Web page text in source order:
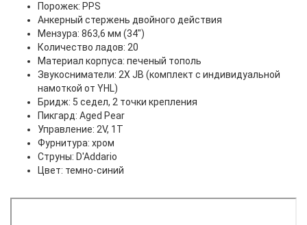
Порожек: PPS
Анкерный стержень двойного действия
Мензура: 863,6 мм (34")
Количество ладов: 20
Материал корпуса: печеный тополь
Звукосниматели: 2X JB (комплект с индивидуальной
намоткой от YHL)
Бридж: 5 седел, 2 точки крепления
Пикгард: Aged Pear
Управление: 2V, 1T
Фурнитура: хром
Струны: D'Addario
Цвет: темно-синий